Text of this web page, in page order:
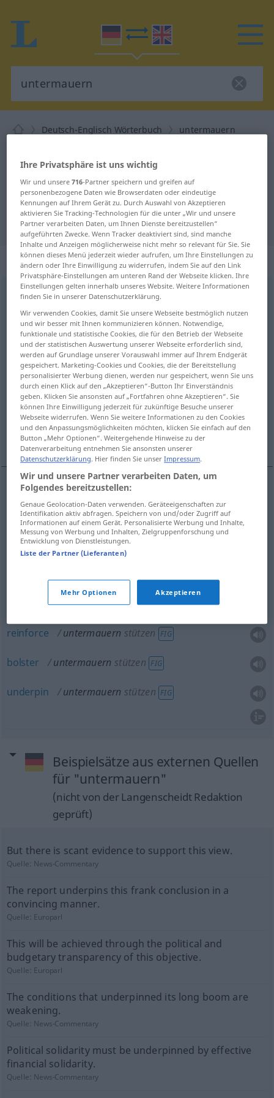
Deutsch-Englisch Wörterbuch untermauern
"untermauern"
"untermauern" Englisch
Übersetzung
„untermauern“: transitives Verb
untermauernv/t < untrennb, kein-ge-
Übersicht aller Übersetzungen
(Für mehr Details die Übersetzung anklicken/antippen)
underpin by masonry
support, corroborate, substantiate, reinforce,
bolster
underpin
underpinbymasonry untermauern BAU
support untermauernstützen
substantiate untermauern stützen FIG
reinforce untermauern stützen FIG
bolster untermauern stützen FIG
underpin untermauern stützen FIG
Beispielsätze aus externen Quellen
für "untermauern"
(nicht von der Langenscheidt Redaktion
geprüft)
But there is scant evidence to support this view.
Quelle: News-Commentary
The report underpins this frank conclusion in a
convincing manner.
Quelle: Europarl
This will be achieved through the political and
budgetary transparency of this objective.
Quelle: Europarl
The conditions that underpinned its long boom are
weakening.
Quelle: News-Commentary
Political solidarity must be underpinned by effective
financial solidarity.
Quelle: News-Commentary
Ihre Privatsphäre ist uns wichtig
Wir und unsere716-Partner speichern und greifen auf
personenbezogene Daten wie Browserdaten oder eindeutige
Kennungen auf Ihrem Gerät zu. Durch Auswahl von Akzeptieren
aktivieren Sie Tracking-Technologien für die unter „Wir und unsere
Partner verarbeiten Daten, um Ihnen Dienste bereitzustellen“
aufgeführten Zwecke. Wenn Tracker deaktiviert sind, sind manche
Inhalte und Anzeigen möglicherweise nicht mehr so relevant für Sie. Sie
können dieses Menü jederzeit wieder aufrufen, um Ihre Einstellungen zu
ändern oder Ihre Einwilligung zu widerrufen, indem Sie auf den Link
Privatsphäre-Einstellungen am unteren Rand der Webseite klicken. Ihre
Einstellungen gelten innerhalb unseres Website. Weitere Informationen
finden Sie in unserer Datenschutzerklärung.
Wir verwenden Cookies, damit Sie unsere Webseite bestmöglich nutzen
und wir besser mit Ihnen kommunizieren können. Notwendige,
funktionale und statistische Cookies, die für den Betrieb der Webseite
und der statistischen Auswertung unserer Webseite erforderlich sind,
werden auf Grundlage unserer Vorauswahl immer auf Ihrem Endgerät
gespeichert. Marketing-Cookies und Cookies, die der Bereitstellung
personalisierter Werbung dienen, werden nur gespeichert, wenn Sie uns
durch einen Klick auf den „Akzeptieren“-Button Ihr Einverständnis
geben. Klicken Sie ansonsten auf „Fortfahren ohne Akzeptieren“. Sie
können Ihre Einwilligung jederzeit für zukünftige Besuche unserer
Webseite widerrufen. Wenn Sie weitere Informationen zu den Cookies
und den Anpassungsmöglichkeiten möchten, klicken Sie einfach auf den
Button „Mehr Optionen“. Weitergehende Hinweise zu der
Datenverarbeitung entnehmen Sie ansonsten unserer
Datenschutzerklärung. Hier finden Sie unserImpressum.
Wir und unsere Partner verarbeiten Daten, um
Folgendes bereitzustellen:
Genaue Geolocation-Daten verwenden. Geräteeigenschaften zur
Identifikation aktiv abfragen. Speichern von und/oder Zugriff auf
Informationen auf einem Gerät. Personalisierte Werbung und Inhalte,
Messung von Werbung und Inhalten, Zielgruppenforschung und
Entwicklung von Dienstleistungen.
Liste der Partner (Lieferanten)
Mehr Optionen Akzeptieren